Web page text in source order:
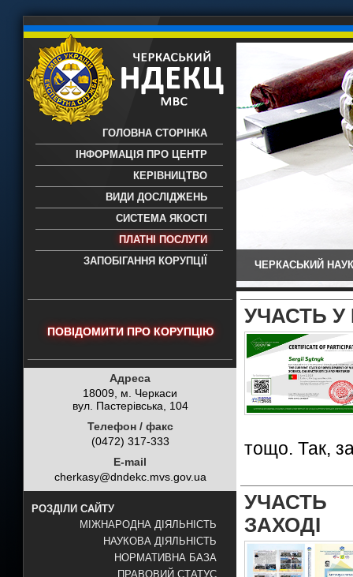
науково-дослідний експертно-
- проведення всих видів судових
експертиз
ГОЛОВНА СТОРІНКА
ІНФОРМАЦІЯ ПРО ЦЕНТР
КЕРІВНИЦТВО
ВИДИ ДОСЛІДЖЕНЬ
СИСТЕМА ЯКОСТІ
ПЛАТНІ ПОСЛУГИ
ЗАПОБІГАННЯ КОРУПЦІЇ
ЧЕРКАСЬКИЙ
ПОВІДОМИТИ ПРО КОРУПЦІЮ
Адреса
18009, м. Черкаси
вул. Пастерівська, 104
Телефон / факс
(0472) 317-333
E-mail
cherkasy@dndekc.mvs.gov.ua
РОЗДІЛИ САЙТУ
МІЖНАРОДНА ДІЯЛЬНІСТЬ
НАУКОВА ДІЯЛЬНІСТЬ
НОРМАТИВНА БАЗА
ПРАВОВИЙ СТАТУС
УЧАСТЬ
тощо. Так,
УЧАСТЬ
ЗАХОДІ